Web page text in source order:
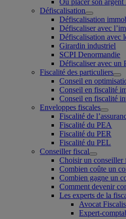
Où placer son argent
Défiscalisation
Défiscalisation
Défiscaliser avec
Défiscalisation avec
Girardin industriel
SCPI Denormandie
Défiscaliser avec un
Fiscalité des particuliers
Conseil en
Conseil en fiscalité
Conseil en fiscalité
Enveloppes fiscales
Fiscalité de
Fiscalité du PEA
Fiscalité du PER
Fiscalité du PEL
Conseiller fiscal
Choisir un
Combien coûte un
Combien gagne un
Comment devenir
Les experts de la
Avocat
Expert-